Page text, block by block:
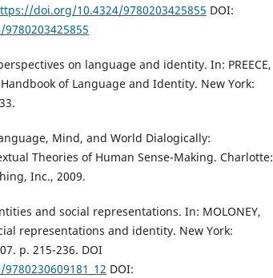
doi.org/10.4324/9780203425855 DOI:
on language and identity. In: PREECE,
of Language and Identity. New York:
Mind, and World Dialogically:
Theories of Human Sense-Making. Charlotte:
Inc., 2009.
and social representations. In: MOLONEY,
representations and identity. New York:
p. 215-236. DOI
DOI: